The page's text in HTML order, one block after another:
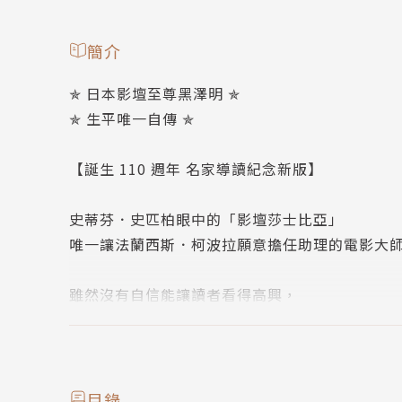
簡介
✯ 日本影壇至尊黑澤明 ✯
✯ 生平唯一自傳 ✯
【誕生 110 週年 名家導讀紀念新版】
史蒂芬．史匹柏眼中的「影壇莎士比亞」
唯一讓法蘭西斯．柯波拉願意擔任助理的電影大
雖然沒有自信能讓讀者看得高興，